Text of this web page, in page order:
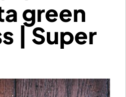
green
| Super